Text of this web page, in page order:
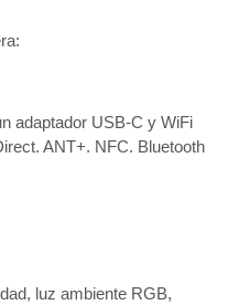
adaptador USB-C y WiFi
ANT+. NFC. Bluetooth
luz ambiente RGB,